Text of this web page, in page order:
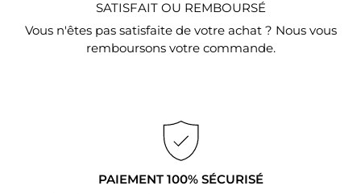
SATISFAIT OU REMBOURSÉ
Vous n'êtes pas satisfaite de votre achat ? Nous vous
remboursons votre commande.
PAIEMENT 100% SÉCURISÉ